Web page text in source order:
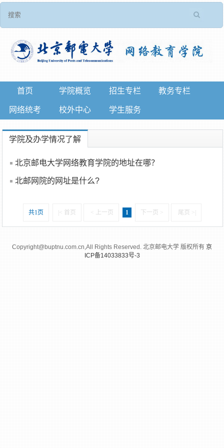
首页 学院概览 招生专栏 教务专栏
网络统考 校外中心 学生服务
学院及办学情况了解
北京邮电大学网络教育学院的地址在哪？
北邮网院的网址是什么?
共1页 |< 首页 < 上一页 1 下一页 > 尾页 >|
Copyright@buptnu.com.cn,All Rights Reserved. 北京邮电大学 版权所有 京
ICP备14033833号-3